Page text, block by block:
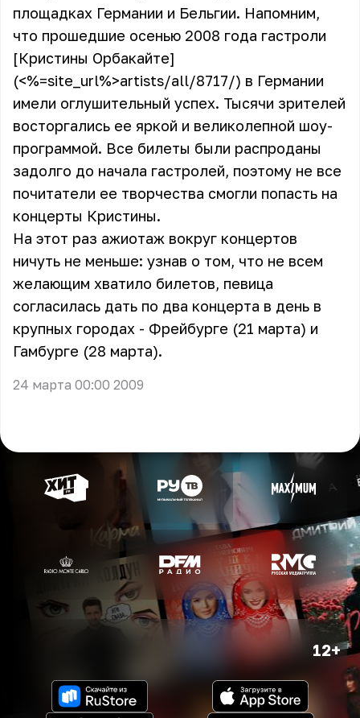
площадках Германии и Бельгии. Напомним,
что прошедшие осенью 2008 года гастроли
[Кристины Орбакайте]
(<%=site_url%>artists/all/8717/) в Германии
имели оглушительный успех. Тысячи зрителей
восторгались ее яркой и великолепной шоу-
программой. Все билеты были распроданы
задолго до начала гастролей, поэтому не все
почитатели ее творчества смогли попасть на
концерты Кристины.
На этот раз ажиотаж вокруг концертов
ничуть не меньше: узнав о том, что не всем
желающим хватило билетов, певица
согласилась дать по два концерта в день в
крупных городах - Фрейбурге (21 марта) и
Гамбурге (28 марта).
24 марта 00:00 2009
12+